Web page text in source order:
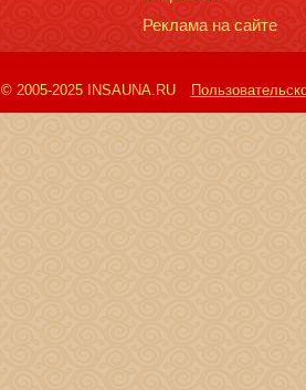
Реклама на сайте
© 2005-2025 INSAUNA.RU